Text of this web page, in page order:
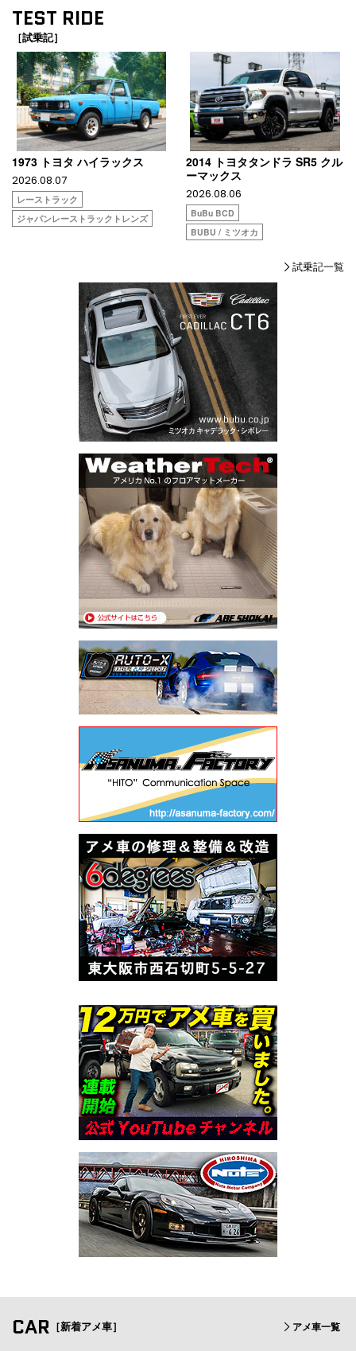
TEST RIDE
［試乗記］
1973 トヨタ ハイラックス
2026.08.07
レーストラック
ジャパンレーストラックトレンズ
2014 トヨタタンドラ SR5 クル
ーマックス
2026.08.06
BuBu BCD
BUBU / ミツオカ
試乗記一覧
CAR ［新着アメ車］ アメ車一覧